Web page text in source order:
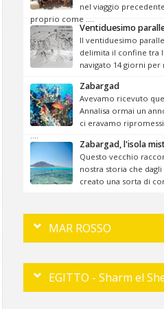
nel viaggio
proprio come ....
Ventiduesimo
Il ventiduesimo
delimita il confine tra
navigato 14 giorni per
Zabargad
Avevamo ricevuto
Annalisa ormai un
ci eravamo
....
Zabargad, l'isola
Questo vecchio
nostra storia che dagli
creato una sorta di
MAR ROSSO
EGITTO - Sharm el